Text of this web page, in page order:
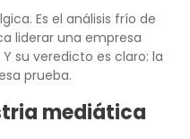
Es el análisis frío de
liderar una empresa
su veredicto es claro: la
prueba.
mediática